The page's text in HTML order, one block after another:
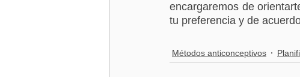
encargaremos de
tu preferencia y de
Métodos anticonceptivos